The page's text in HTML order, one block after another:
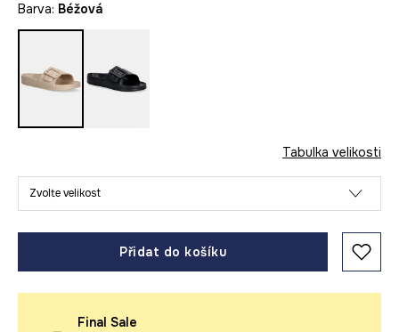
Barva: béžová
Tabulka velikosti
Zvolte velikost
Přidat do košíku
Final Sale